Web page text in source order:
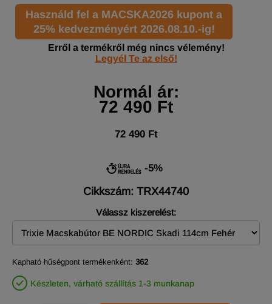
Használd fel a MACSKA2026 kupont a
25% kedvezményért 2026.08.10.-ig!
Erről a termékről még nincs vélemény!
Legyél Te az első!
Normál ár:
72 490 Ft
72 490 Ft
-5%
Cikkszám: TRX44740
Válassz kiszerelést:
Kapható hűségpont termékenként: 362
Készleten, várható szállítás 1-3 munkanap